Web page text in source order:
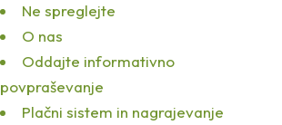
Ne spreglejte
O nas
Oddajte informativno
povpraševanje
Plačni sistem in nagrajevanje